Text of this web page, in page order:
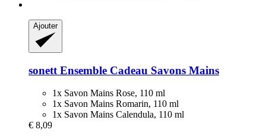
Ajouter
sonett Ensemble Cadeau Savons Mains
1x Savon Mains Rose, 110 ml
1x Savon Mains Romarin, 110 ml
1x Savon Mains Calendula, 110 ml
€ 8,09